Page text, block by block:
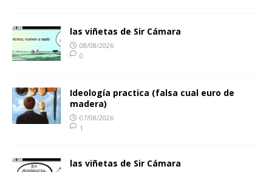
las viñetas de Sir Cámara
08/08/2026
0
Ideología practica (falsa cual euro de
madera)
07/08/2026
1
las viñetas de Sir Cámara